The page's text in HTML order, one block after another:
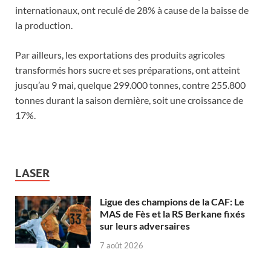
internationaux, ont reculé de 28% à cause de la baisse de
la production.
Par ailleurs, les exportations des produits agricoles
transformés hors sucre et ses préparations, ont atteint
jusqu’au 9 mai, quelque 299.000 tonnes, contre 255.800
tonnes durant la saison dernière, soit une croissance de
17%.
LASER
Ligue des champions de la CAF: Le
MAS de Fès et la RS Berkane fixés
sur leurs adversaires
7 août 2026